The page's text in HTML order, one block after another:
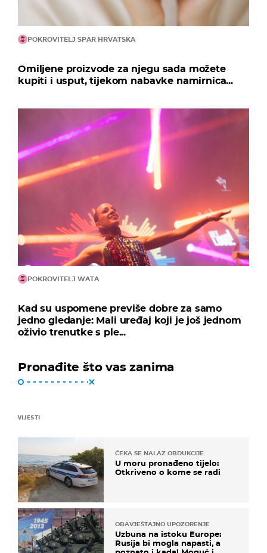
POKROVITELJ SPAR HRVATSKA
Omiljene proizvode za njegu sada možete
kupiti i usput, tijekom nabavke namirnica...
POKROVITELJ WATA
Kad su uspomene previše dobre za samo
jedno gledanje: Mali uređaj koji je još jednom
oživio trenutke s ple...
Pronađite što vas zanima
VIJESTI
ČEKA SE NALAZ OBDUKCIJE
U moru pronađeno tijelo:
Otkriveno o kome se radi
OBAVJEŠTAJNO UPOZORENJE
Uzbuna na istoku Europe:
Rusija bi mogla napasti, a